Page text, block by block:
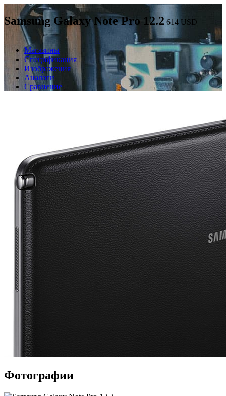
Samsung Galaxy Note Pro 12.2 614 USD
Магазины
Спецификация
Изображения
Аналоги
Сравнение
Фотографии